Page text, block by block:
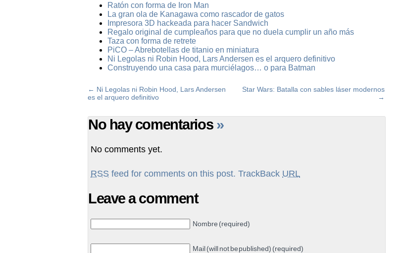
Ratón con forma de Iron Man
La gran ola de Kanagawa como rascador de gatos
Impresora 3D hackeada para hacer Sandwich
Regalo original de cumpleaños para que no duela cumplir un año más
Taza con forma de retrete
PiCO – Abrebotellas de titanio en miniatura
Ni Legolas ni Robin Hood, Lars Andersen es el arquero definitivo
Construyendo una casa para murciélagos… o para Batman
Star Wars: Batalla con sables láser modernos
→
← Ni Legolas ni Robin Hood, Lars Andersen
es el arquero definitivo
No hay comentarios »
No comments yet.
RSS feed for comments on this post. TrackBack URL
Leave a comment
Nombre (required)
Mail (will not be published) (required)